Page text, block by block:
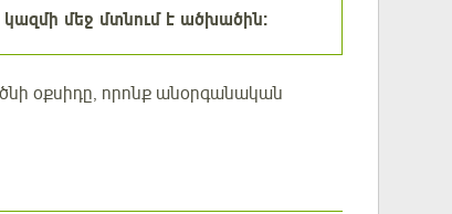
կազմի մեջ մտնում է ածխածին:
օքսիդը, որոնք անօրգանական